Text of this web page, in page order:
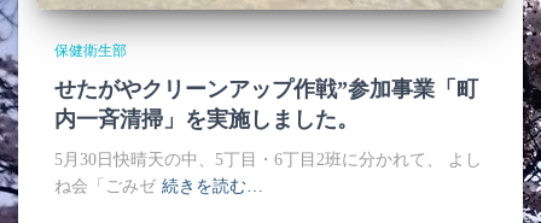
保健衛生部
せたがやクリーンアップ作戦”参加事業「町
内一斉清掃」を実施しました。
5月30日快晴天の中、5丁目・6丁目2班に分かれて、 よし
ね会「ごみゼ 続きを読む…